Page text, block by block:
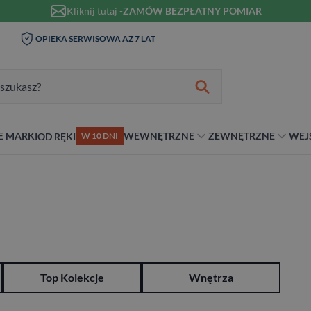
Kliknij tutaj -ZAMÓW BEZPŁATNY POMIAR
AŻ 7 LAT
WIZYTA I POMIAR W DOMU 0
ZŁ
MARKIOD RĘKI W 10 DNI WEWNĘTRZNE ZEWNĘTRZNE
Top Kolekcje Wnętrza